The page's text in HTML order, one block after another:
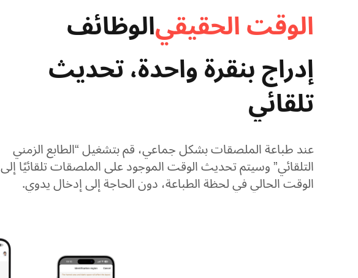
الوقت الحقيقي​الوظائف​
إدراج بنقرة واحدة، تحديث
تلقائي​
عند طباعة الملصقات بشكل جماعي، قم بتشغيل “الطابع الزمني
التلقائي” وسيتم تحديث الوقت الموجود على الملصقات تلقائيًا إلى
الوقت الحالي في لحظة الطباعة، دون الحاجة إلى إدخال يدوي.